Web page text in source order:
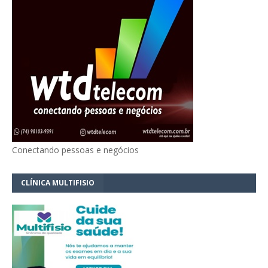
Conectando pessoas e negócios
CLÍNICA MULTIFISIO